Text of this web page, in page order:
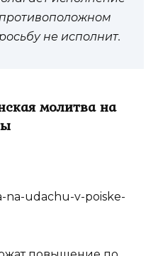
не исполнит.
молитва на